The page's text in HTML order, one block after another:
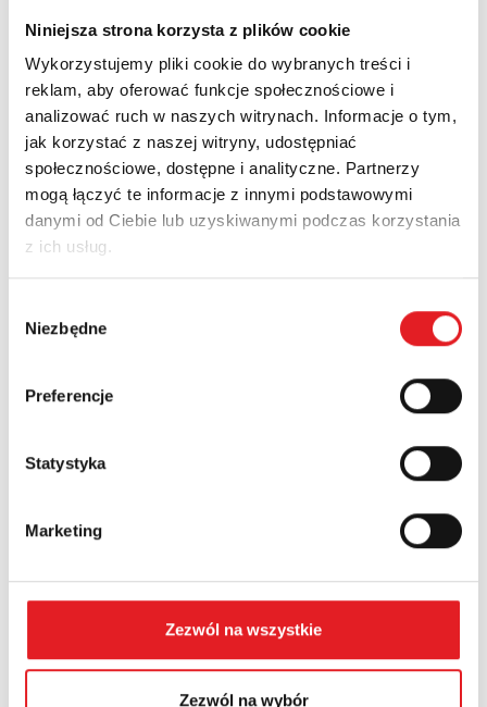
Niniejsza strona korzysta z plików cookie
Wykorzystujemy pliki cookie do wybranych treści i
reklam, aby oferować funkcje społecznościowe i
analizować ruch w naszych witrynach. Informacje o tym,
jak korzystać z naszej witryny, udostępniać
społecznościowe, dostępne i analityczne. Partnerzy
mogą łączyć te informacje z innymi podstawowymi
danymi od Ciebie lub uzyskiwanymi podczas korzystania
z ich usług.
zgody
Niezbędne
Preferencje
Statystyka
Marketing
Zezwól na wszystkie
Zezwól na wybór
Zapytaj o szczegóły oferty
Imię i nazwisko: *
Adres e-mail: *
Numer telefonu:
Województwo: